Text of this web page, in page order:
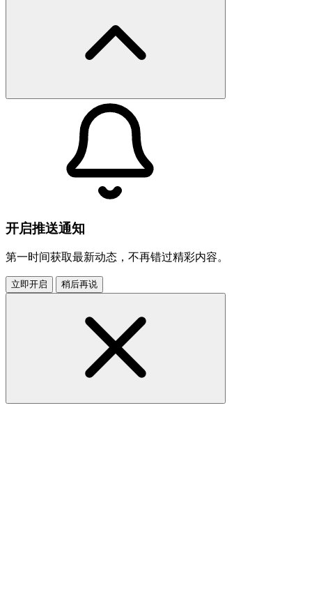
开启推送通知
第一时间获取最新动态，不再错过精彩内容。
立即开启 稍后再说